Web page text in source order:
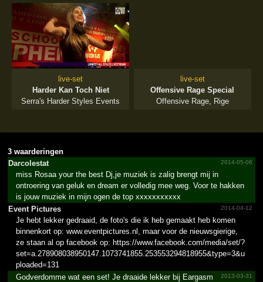
live-set
Harder Kan Toch Niet
Serra's Harder Styles Events
live-set
Offensive Rage Special
Offensive Rage, Rige
3 waarderingen
Darcolestat
2014-05-06
miss Rosaa your the best Dj,je muziek is zalig brengt mij in
ontroering van geluk en dream er volledig mee weg. Voor te hakken
is jouw muziek in mijn ogen de top xxxxxxxxxxx
Event Pictures
2014-04-12
Je hebt lekker gedraaid, de foto's die ik heb gemaakt heb komen
binnenkort op: www.eventpictures.nl, maar voor de nieuwsgierige,
ze staan al op facebook op: https://www.facebook.com/media/set/?
set=a.278908038950147.1073741855.253553294818955&type=3&u
ploaded=131
2013-03-31
Godverdomme wat een set! Je draaide lekker bij Eargasm